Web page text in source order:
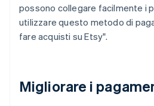
possono collegare facilmente i
utilizzare questo metodo di
fare acquisti su Etsy".
Migliorare i